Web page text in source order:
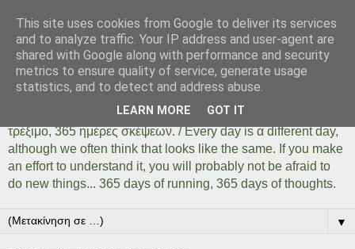
Days Of Running 365
Κάθε μέρα είναι μια διαφορετική ημέρα όσο ίδια και αν
φαίνεται. Αρκεί να το καταλάβουμε, αρκεί να δοκιμάσουμε,
αρκεί να μην φοβηθούμε να κάνουμε πράγματα... 365 ημέρες
τρέξιμο, 365 ημέρες σκέψεων. / Every day is α different day,
although we often think that looks like the same. If you make
an effort to understand it, you will probably not be afraid to
do new things... 365 days of running, 365 days of thoughts.
▼
This site uses cookies from Google to deliver its services
and to analyze traffic. Your IP address and user-agent are
shared with Google along with performance and security
metrics to ensure quality of service, generate usage
statistics, and to detect and address abuse.
LEARN MORE GOT IT